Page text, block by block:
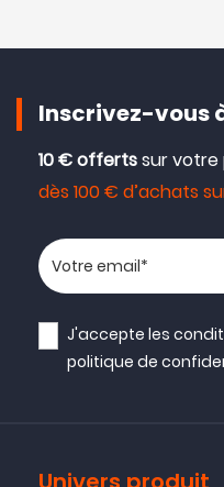
Inscrivez-vous
10 € offertssur votre
dès 100 € d’achats
Votre adresse email
J'accepte les
politique de